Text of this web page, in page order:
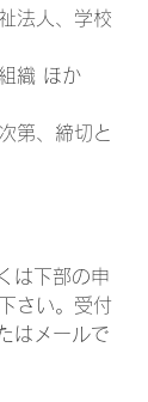
法人、学校
織 ほか
第、締切と
は下部の申
さい。受付
はメールで